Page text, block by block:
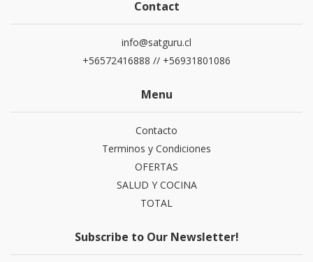
Contact
info@satguru.cl
+56572416888 // +56931801086
Menu
Contacto
Terminos y Condiciones
OFERTAS
SALUD Y COCINA
TOTAL
Subscribe to Our Newsletter!